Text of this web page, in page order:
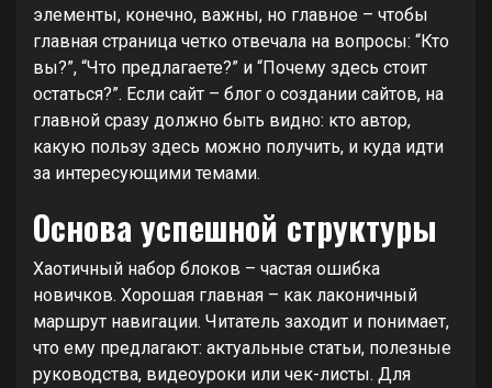
элементы, конечно, важны, но главное – чтобы
главная страница четко отвечала на вопросы: “Кто
вы?”, “Что предлагаете?” и “Почему здесь стоит
остаться?”. Если сайт – блог о создании сайтов, на
главной сразу должно быть видно: кто автор,
какую пользу здесь можно получить, и куда идти
за интересующими темами.
Основа успешной структуры
Хаотичный набор блоков – частая ошибка
новичков. Хорошая главная – как лаконичный
маршрут навигации. Читатель заходит и понимает,
что ему предлагают: актуальные статьи, полезные
руководства, видеоуроки или чек-листы. Для